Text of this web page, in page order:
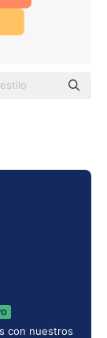
con nuestros